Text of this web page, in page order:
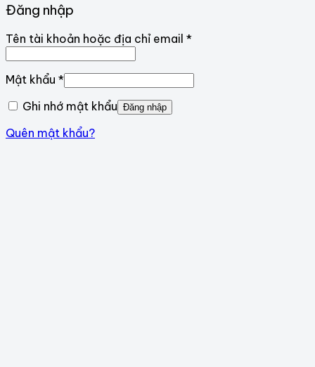
Đăng nhập
Tên tài khoản hoặc địa chỉ email *Bắt
Mật khẩu *Bắt
buộc
Ghi nhớ mật khẩu Đăng nhập
Quên mật khẩu?